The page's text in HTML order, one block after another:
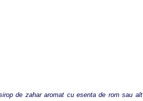
de zahar aromat cu esenta de rom sau alt